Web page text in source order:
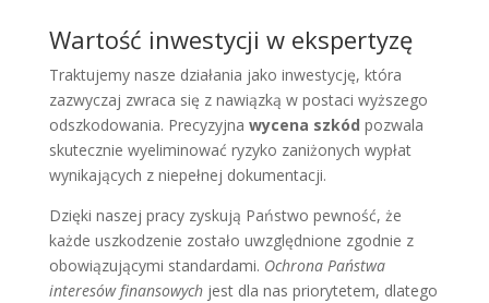
Wartość inwestycji w ekspertyzę
Traktujemy nasze działania jako inwestycję, która
zazwyczaj zwraca się z nawiązką w postaci wyższego
odszkodowania. Precyzyjna wycena szkód pozwala
skutecznie wyeliminować ryzyko zaniżonych wypłat
wynikających z niepełnej dokumentacji.
Dzięki naszej pracy zyskują Państwo pewność, że
każde uszkodzenie zostało uwzględnione zgodnie z
obowiązującymi standardami. Ochrona Państwa
interesów finansowychjest dla nas priorytetem, dlatego